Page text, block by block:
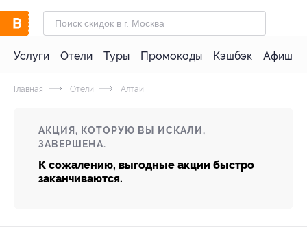
Услуги Отели Туры Промокоды Кэшбэк Афиша
Главная Отели Алтай
АКЦИЯ, КОТОРУЮ ВЫ ИСКАЛИ,
ЗАВЕРШЕНА.
К сожалению, выгодные акции быстро
заканчиваются.